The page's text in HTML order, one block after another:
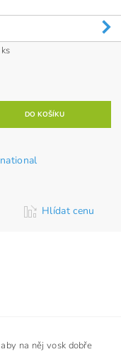
Hlídat cenu
na něj vosk dobře